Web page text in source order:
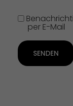
per E-Mail
SENDEN